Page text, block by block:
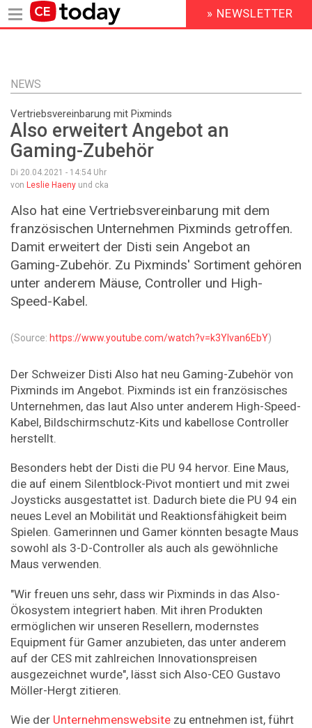
Inhalt
HEADER
MENU
» NEWSLETTER
NEWS
Vertriebsvereinbarung mit Pixminds
Also erweitert Angebot an
Gaming-Zubehör
Di 20.04.2021 - 14:54 Uhr
von Leslie Haeny und cka
Also hat eine Vertriebsvereinbarung mit dem
französischen Unternehmen Pixminds getroffen.
Damit erweitert der Disti sein Angebot an
Gaming-Zubehör. Zu Pixminds' Sortiment gehören
unter anderem Mäuse, Controller und High-
Speed-Kabel.
(Source: https://www.youtube.com/watch?v=k3Ylvan6EbY)
Der Schweizer Disti Also hat neu Gaming-Zubehör von
Pixminds im Angebot. Pixminds ist ein französisches
Unternehmen, das laut Also unter anderem High-Speed-
Kabel, Bildschirmschutz-Kits und kabellose Controller
herstellt.
Besonders hebt der Disti die PU 94 hervor. Eine Maus,
die auf einem Silentblock-Pivot montiert und mit zwei
Joysticks ausgestattet ist. Dadurch biete die PU 94 ein
neues Level an Mobilität und Reaktionsfähigkeit beim
Spielen. Gamerinnen und Gamer könnten besagte Maus
sowohl als 3-D-Controller als auch als gewöhnliche
Maus verwenden.
"Wir freuen uns sehr, dass wir Pixminds in das Also-
Ökosystem integriert haben. Mit ihren Produkten
ermöglichen wir unseren Resellern, modernstes
Equipment für Gamer anzubieten, das unter anderem
auf der CES mit zahlreichen Innovationspreisen
ausgezeichnet wurde", lässt sich Also-CEO Gustavo
Möller-Hergt zitieren.
Wie der Unternehmenswebsite zu entnehmen ist, führt